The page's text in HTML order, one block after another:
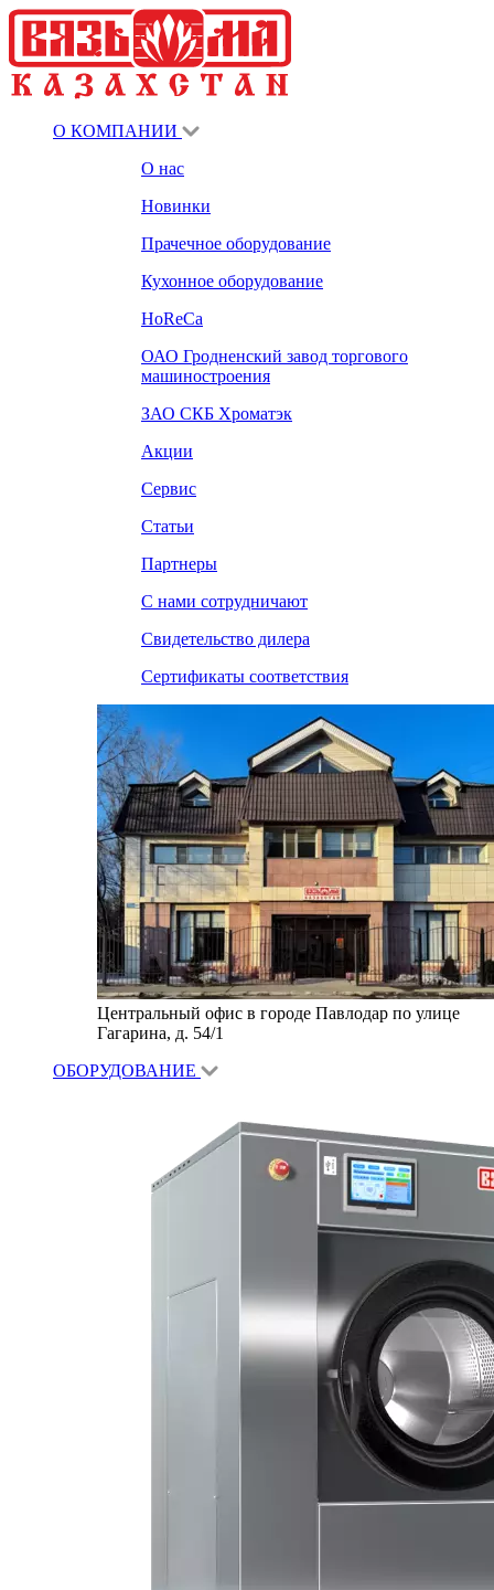
О КОМПАНИИ
О нас
Новинки
Прачечное оборудование
Кухонное оборудование
HoReCa
ОАО Гродненский завод торгового
машиностроения
ЗАО СКБ Хроматэк
Акции
Сервис
Статьи
Партнеры
С нами сотрудничают
Свидетельство дилера
Сертификаты соответствия
Центральный офис в городе Павлодар по улице
Гагарина, д. 54/1
ОБОРУДОВАНИЕ